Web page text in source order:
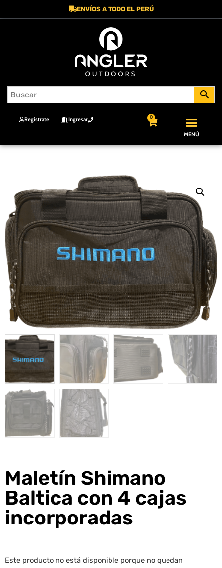
ENVÍOS A TODO EL PERÚ
Regístrate Ingresar 0
MENÚ
Maletín Shimano
Baltica con 4 cajas
incorporadas
Este producto no está disponible porque no quedan